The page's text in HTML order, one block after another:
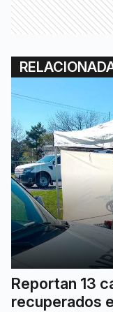
Reportan 13
recuperados